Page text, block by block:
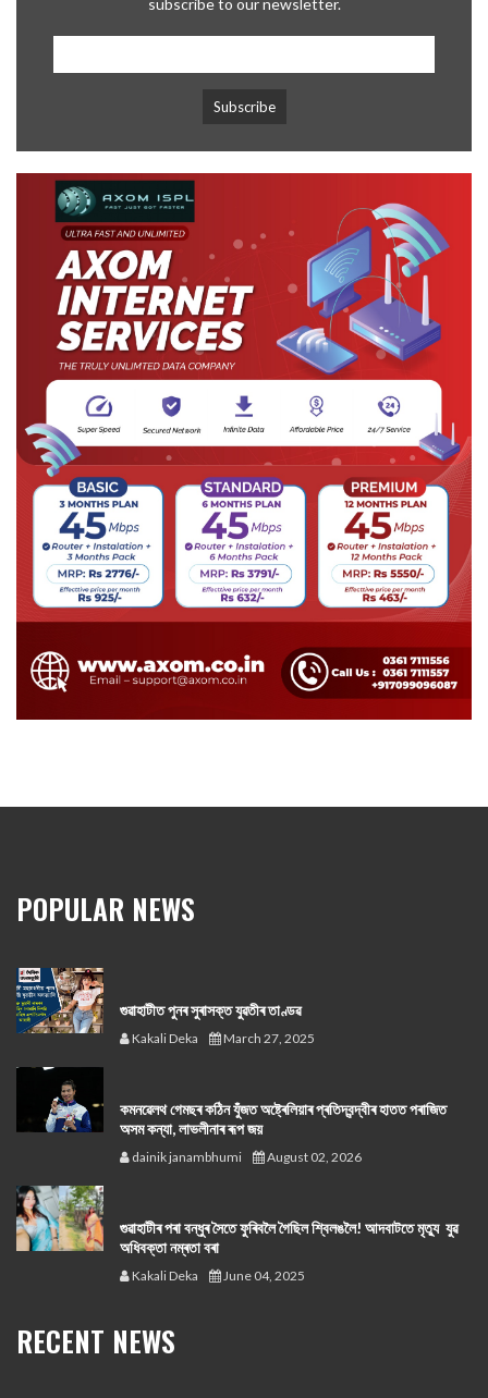
subscribe to our newsletter.
POPULAR NEWS
গুৱাহাটীত পুনৰ সুৰাসক্ত যুৱতীৰ তাণ্ডৱ
Kakali Deka March 27, 2025
কমনৱেলথ গেমছৰ কঠিন যুঁজত অষ্ট্ৰেলিয়াৰ প্ৰতিদ্বন্দ্বীৰ হাতত পৰাজিত
অসম কন্যা, লাভলীনাৰ ৰূপ জয়
dainik janambhumi August 02, 2026
গুৱাহাটীৰ পৰা বন্ধুৰ সৈতে ফুৰিবলৈ গৈছিল শ্বিলঙলৈ! আদবাটতে মৃত্যু যুৱ
অধিবক্তা নম্ৰতা বৰা
Kakali Deka June 04, 2025
RECENT NEWS